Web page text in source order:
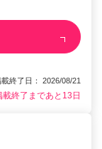
終了日： 2026/08/21
載終了まであと13日